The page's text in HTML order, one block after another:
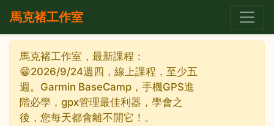
馬克褚工作室
馬克褚工作室，最新課程：
😁2026/9/24週四，線上課程，至少五
週。Garmin BaseCamp，手機GPS進
階必學，gpx管理最佳利器，學會之
後，您每天都會離不開它！。